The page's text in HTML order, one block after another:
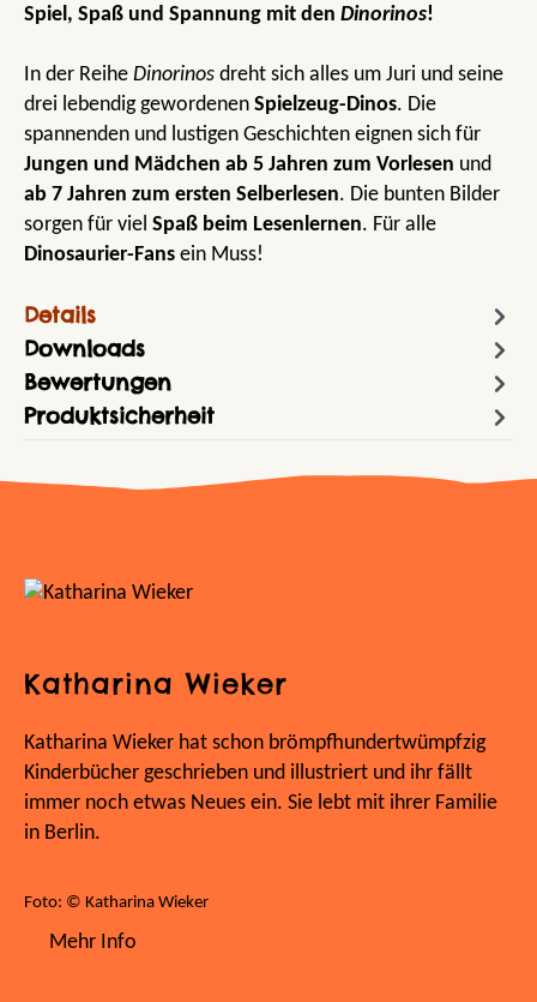
Spiel, Spaß und Spannung mit den Dinorinos!
In der Reihe Dinorinos dreht sich alles um Juri und seine
drei lebendig gewordenen Spielzeug-Dinos. Die
spannenden und lustigen Geschichten eignen sich für
Jungen und Mädchen ab 5 Jahren zum Vorlesen und
ab 7 Jahren zum ersten Selberlesen. Die bunten Bilder
sorgen für viel Spaß beim Lesenlernen. Für alle
Dinosaurier-Fans ein Muss!
Details
Downloads
Bewertungen
Produktsicherheit
Katharina Wieker
Katharina Wieker hat schon brömpfhundertwümpfzig
Kinderbücher geschrieben und illustriert und ihr fällt
immer noch etwas Neues ein. Sie lebt mit ihrer Familie
in Berlin.
Foto: © Katharina Wieker
Mehr Info